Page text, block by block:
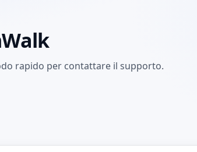
rapido per contattare il supporto.